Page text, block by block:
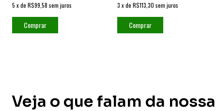
5 xde R$99,58 sem juros
Comprar
3 xde R$113,30 sem juros
Comprar
Veja o que falam da nossa